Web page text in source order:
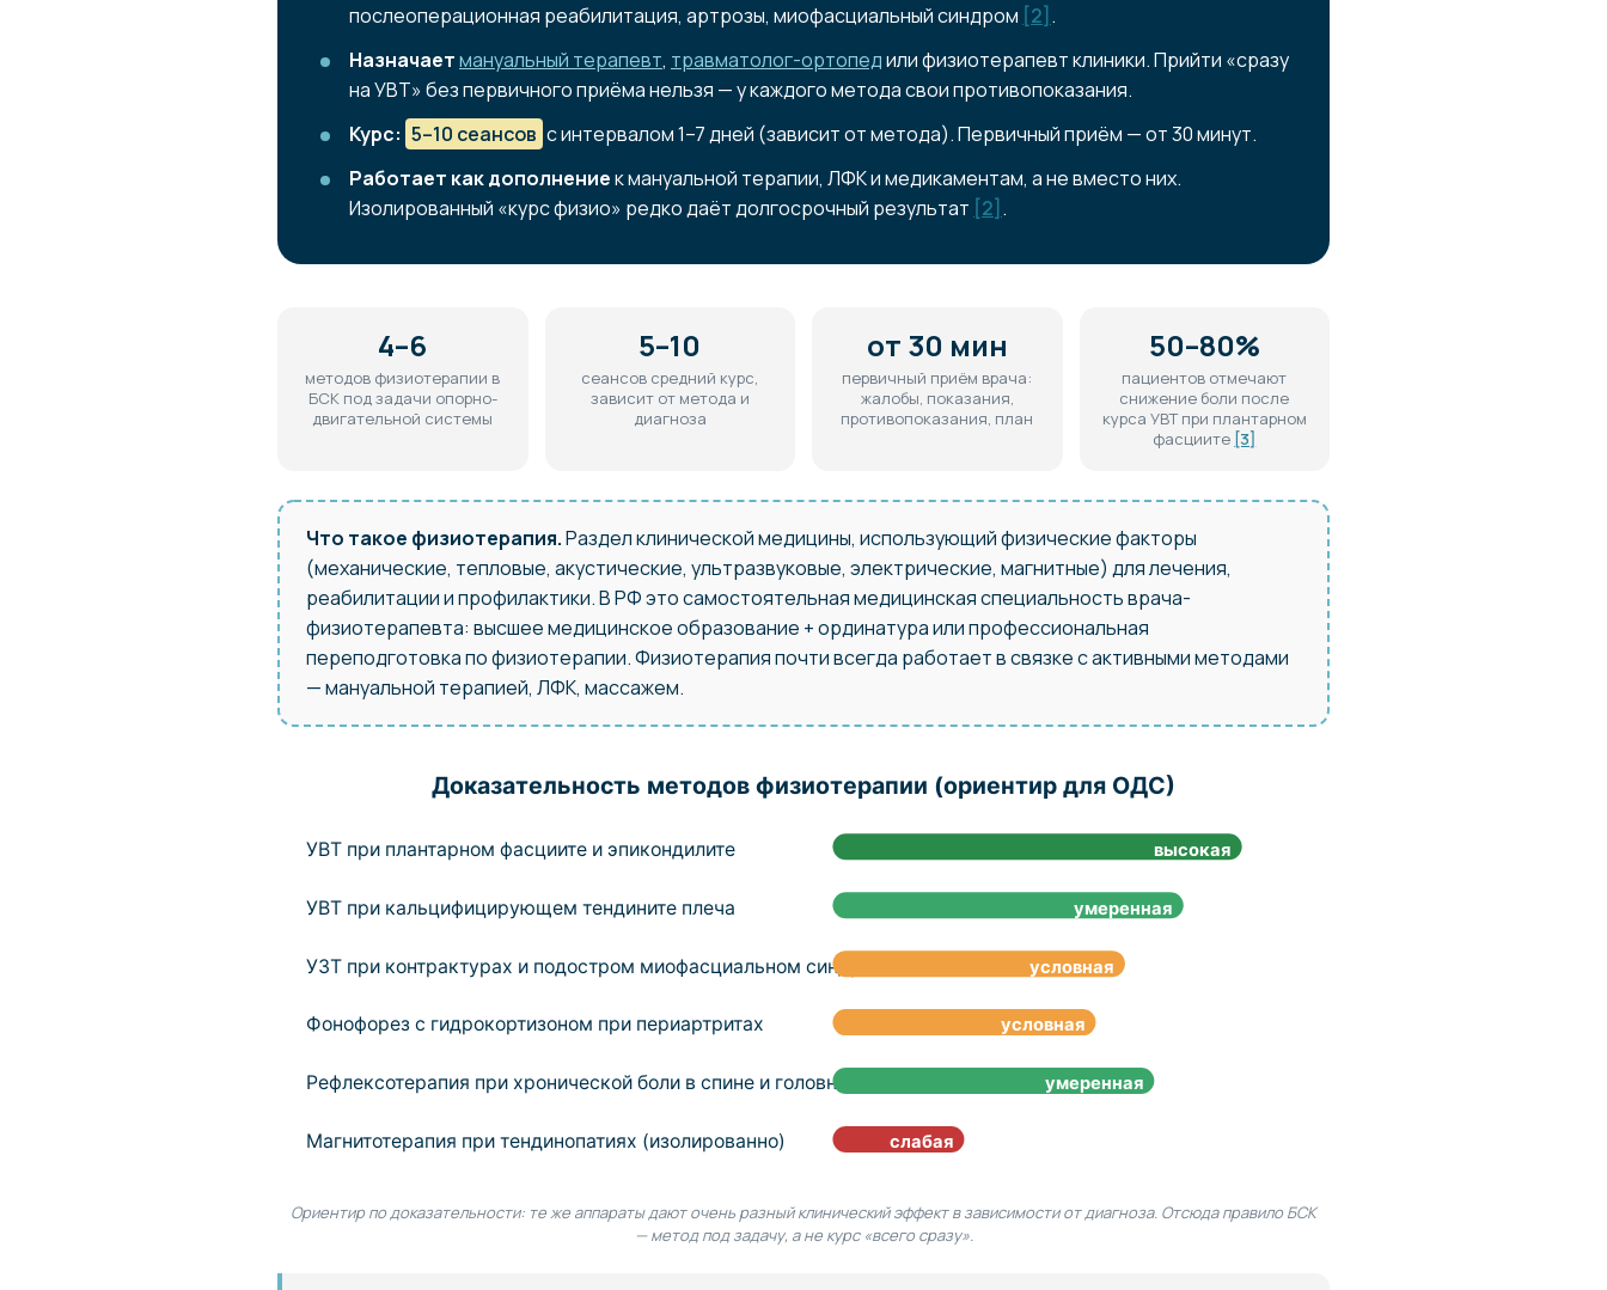
послеоперационная реабилитация, артрозы, миофасциальный синдром [2] .
Назначаетмануальный терапевт, травматолог-ортопедили физиотерапевт клиники. Прийти «сразу
на УВТ» без первичного приёма нельзя — у каждого метода свои противопоказания.
Курс: 5–10 сеансов с интервалом 1–7 дней (зависит от метода). Первичный приём — от 30 минут.
Работает как дополнениек мануальной терапии, ЛФК и медикаментам, а не вместо них.
Изолированный «курс физио» редко даёт долгосрочный результат [2] .
4–6
методов физиотерапии в
БСК под задачи опорно-
двигательной системы
5–10
сеансов средний курс,
зависит от метода и
диагноза
от 30 мин
первичный приём врача:
жалобы, показания,
противопоказания, план
50–80%
пациентов отмечают
снижение боли после
курса УВТ при плантарном
фасциите [3]
Что такое физиотерапия.Раздел клинической медицины, использующий физические факторы
(механические, тепловые, акустические, ультразвуковые, электрические, магнитные) для лечения,
реабилитации и профилактики. В РФ это самостоятельная медицинская специальность врача-
физиотерапевта: высшее медицинское образование + ординатура или профессиональная
переподготовка по физиотерапии. Физиотерапия почти всегда работает в связке с активными методами
— мануальной терапией, ЛФК, массажем.
Доказательность методов физиотерапии (ориентир для ОДС)
УВТ при плантарном фасциите и эпикондилите высокая
УВТ при кальцифицирующем тендините плеча умеренная
УЗТ при контрактурах и подостром миофасциальном синдроме условная
Фонофорез с гидрокортизоном при периартритах условная
Рефлексотерапия при хронической боли в спине и головной боли умеренная
Магнитотерапия при тендинопатиях (изолированно) слабая
Ориентир по доказательности: те же аппараты дают очень разный клинический эффект в зависимости от диагноза. Отсюда правило БСК
— метод под задачу, а не курс «всего сразу».